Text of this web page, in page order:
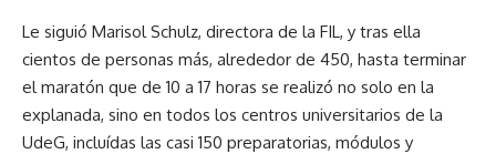
Le siguió Marisol Schulz, directora de la FIL, y tras ella
cientos de personas más, alrededor de 450, hasta terminar
el maratón que de 10 a 17 horas se realizó no solo en la
explanada, sino en todos los centros universitarios de la
UdeG, incluídas las casi 150 preparatorias, módulos y